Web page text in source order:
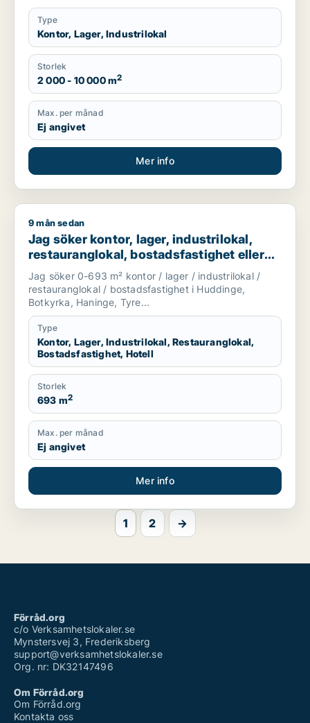
Type
Kontor, Lager, Industrilokal
Storlek
2 000 - 10 000 m2
Max. per månad
Ej angivet
Mer info
Jag söker kontor, lager, industrilokal, restauranglokal,
9 mån sedan
Jag söker kontor, lager, industrilokal,
restauranglokal, bostadsfastighet eller
hotell till salu i Huddinge, Botkyrka eller
Haninge m.fl.
Jag söker 0-693 m² kontor / lager / industrilokal /
restauranglokal / bostadsfastighet i Huddinge,
Botkyrka, Haninge, Tyre...
Type
Kontor, Lager, Industrilokal, Restauranglokal,
Bostadsfastighet, Hotell
Storlek
693 m2
Max. per månad
Ej angivet
Mer info
1 2 →
Förråd.org
c/o Verksamhetslokaler.se
Mynstersvej 3, Frederiksberg
support@verksamhetslokaler.se
Org. nr: DK32147496
Om Förråd.org
Om Förråd.org
Kontakta oss